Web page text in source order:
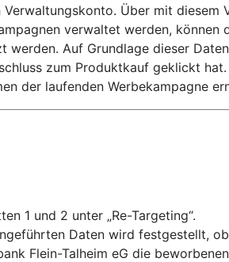
Über mit diesem
verwaltet werden, können
werden. Auf Grundlage dieser
zum Produktkauf geklickt
der laufenden Werbekampagne
1 und 2 unter „Re-Targeting“.
Daten wird festgestellt,
Flein-Talheim eG die